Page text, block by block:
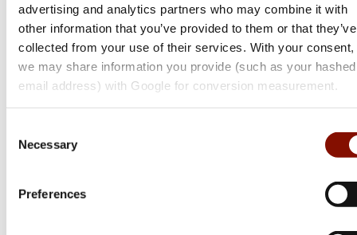
advertising and analytics partners who may combine it with
other information that you’ve provided to them or that they’ve
collected from your use of their services. With your consent,
we may share information you provide (such as your hashed
email address) with Google for conversion measurement.
Selection
Necessary
Preferences
Defender | CCW Red Dot 3 MOA